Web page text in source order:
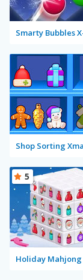
Shop Sorting
5